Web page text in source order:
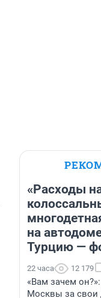
«Расходы
на
Турцию —
22 часа 12 179
«Вам зачем
Москвы за свои